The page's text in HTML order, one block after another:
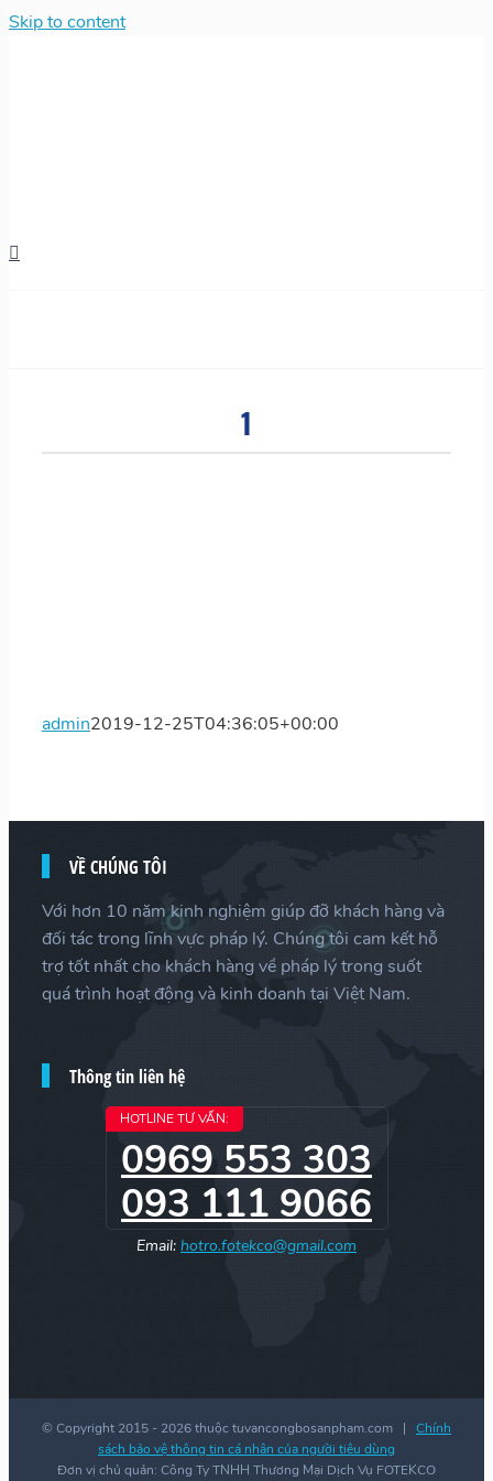
Skip to content
1
admin2019-12-25T04:36:05+00:00
VỀ CHÚNG TÔI
Với hơn 10 năm kinh nghiệm giúp đỡ khách hàng và
đối tác trong lĩnh vực pháp lý. Chúng tôi cam kết hỗ
trợ tốt nhất cho khách hàng về pháp lý trong suốt
quá trình hoạt động và kinh doanh tại Việt Nam.
Thông tin liên hệ
HOTLINE TƯ VẤN:
0969 553 303
093 111 9066
Email: hotro.fotekco@gmail.com
© Copyright 2015 - 2026 thuộc tuvancongbosanpham.com | Chính
sách bảo vệ thông tin cá nhân của người tiêu dùng
Đơn vị chủ quản: Công Ty TNHH Thương Mại Dịch Vụ FOTEKCO